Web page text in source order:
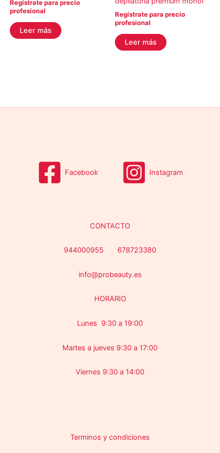
Regístrate para precio
profesional
Leer más
Regístrate para precio
profesional
Leer más
Facebook Instagram
CONTACTO
944000955 678723380
info@probeauty.es
HORARIO
Lunes 9:30 a 19:00
Martes a jueves 9:30 a 17:00
Viernes 9:30 a 14:00
Terminos y condiciones